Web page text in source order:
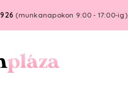
(munkanapokon 9:00 - 17:00-ig)